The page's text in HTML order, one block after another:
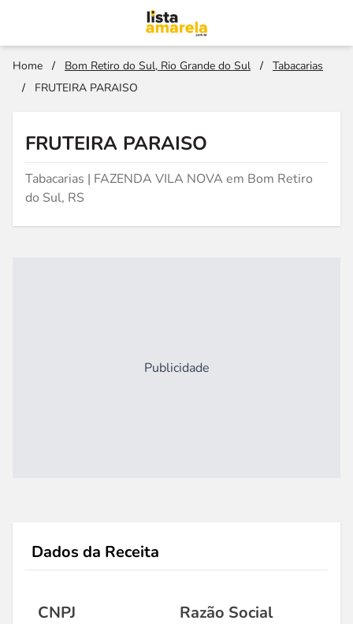
Home / Bom Retiro do Sul, Rio Grande do Sul /
Tabacarias
/
FRUTEIRA PARAISO
FRUTEIRA PARAISO
Tabacarias | FAZENDA VILA NOVA em Bom Retiro
do Sul, RS
Publicidade
Dados da Receita
CNPJ Razão Social